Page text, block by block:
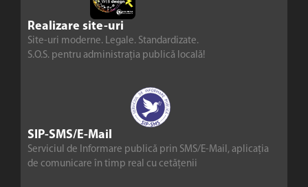
Realizare site-uri
Site-uri moderne. Legale. Standardizate.
S.O.S. pentru administrația publică locală!
SIP-SMS/E-Mail
Serviciul de Informare publică prin SMS/E-Mail, aplicația
de comunicare în timp real cu cetățenii